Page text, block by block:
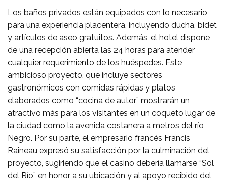
Los baños privados están equipados con lo necesario
para una experiencia placentera, incluyendo ducha, bidet
y artículos de aseo gratuitos. Además, el hotel dispone
de una recepción abierta las 24 horas para atender
cualquier requerimiento de los huéspedes. Este
ambicioso proyecto, que incluye sectores
gastronómicos con comidas rápidas y platos
elaborados como “cocina de autor” mostrarán un
atractivo más para los visitantes en un coqueto lugar de
la ciudad como la avenida costanera a metros del río
Negro. Por su parte, el empresario francés Francis
Raineau expresó su satisfacción por la culminación del
proyecto, sugiriendo que el casino debería llamarse “Sol
del Río” en honor a su ubicación y al apoyo recibido del